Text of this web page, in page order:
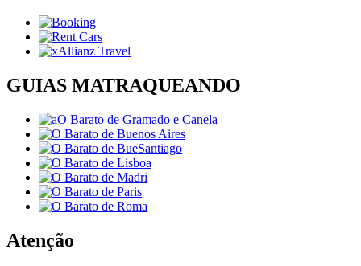
GUIAS MATRAQUEANDO
Atenção